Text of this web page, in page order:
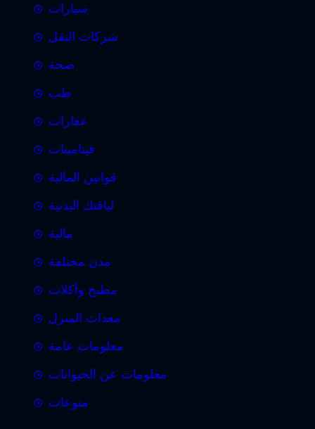
سيارات
شركات النقل
صحة
طب
عقارات
فيتامينات
قوانين المالية
لياقتك البدنية
مالية
مدن مختلفة
مطبخ وأكلات
معدات المنزل
معلومات عامة
معلومات عن الحيوانات
منوعات